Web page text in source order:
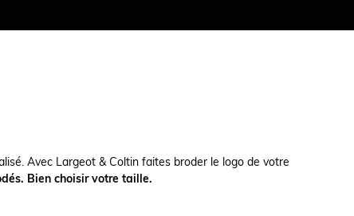
Avec Largeot & Coltin faites broder le logo de votre
Bien choisir votre taille.